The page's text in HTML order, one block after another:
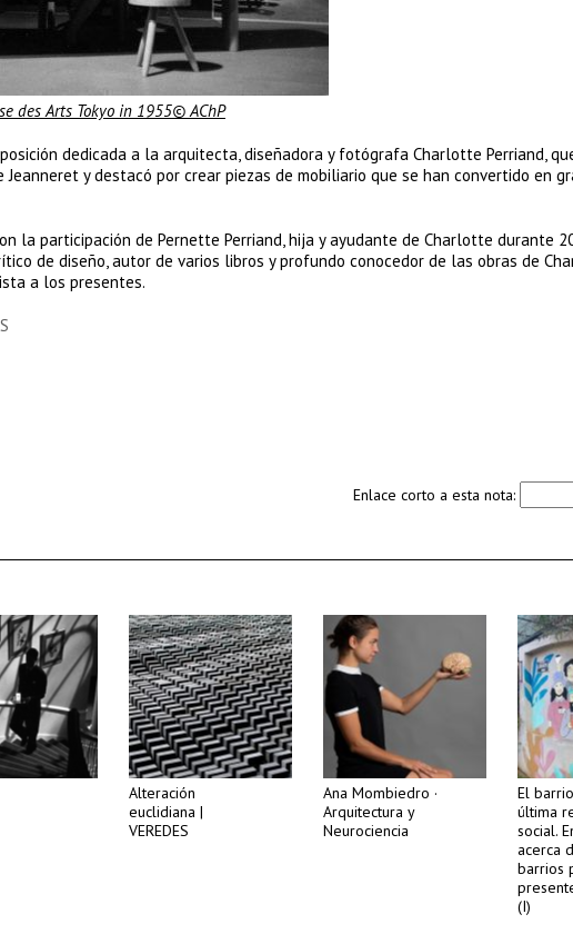
des Arts Tokyo in 1955© AChP
dedicada a la arquitecta, diseñadora y fotógrafa Charlotte Perriand,
Jeanneret y destacó por crear piezas de mobiliario que se han convertido en
la participación de Pernette Perriand, hija y ayudante de Charlotte durante
de diseño, autor de varios libros y profundo conocedor de las obras de
a los presentes.
Enlace corto a esta nota:
Alteración
euclidiana |
VEREDES
Ana Mombiedro ·
Arquitectura y
Neurociencia
El
última
social.
acerca
barrios
(I)